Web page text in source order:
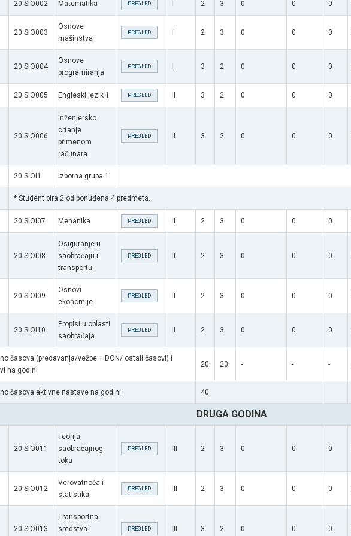
20.SIO002 Matematika PREGLED 2 3 0 0 0
20.SIO003
Osnove
mašinstva
PREGLED 2 3 0 0 0
20.SIO004
Osnove
programiranja
PREGLED 3 2 0 0 0
20.SIO005 Engleski jezik 1 PREGLED 3 2 0 0 0
20.SIO006
Inženjersko
crtanje
primenom
računara
PREGLED 3 2 0 0 0
20.SIOI1 Izborna grupa 1
* Student bira 2 od ponuđena 4 predmeta.
20.SIOI07 Mehanika PREGLED 2 3 0 0 0
20.SIOI08
Osiguranje u
saobraćaju i
transportu
PREGLED 2 3 0 0 0
20.SIOI09
Osnovi
ekonomije
PREGLED 2 3 0 0 0
20.SIOI10
Propisi u oblasti
saobraćaja
PREGLED 2 3 0 0 0
časova (predavanja/vežbe + DON/ ostali časovi) i
na godini
20 20 - - -
časova aktivne nastave na godini 40
DRUGA GODINA
20.SIO011
Teorija
saobraćajnog
toka
PREGLED 2 3 0 0 0
20.SIO012
Verovatnoća i
statistika
PREGLED 2 3 0 0 0
20.SIO013
Transportna
sredstva i
PREGLED 3 2 0 0 0